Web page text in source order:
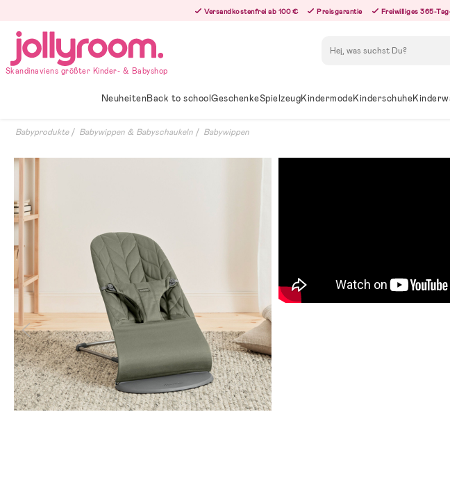
innehållet
Versandkostenfrei ab 100 € Preisgarantie Freiwilliges 365-
Skandinaviens größter Kinder- & Babyshop
NeuheitenBack to schoolGeschenkeSpielzeugKindermodeKinderschuhe
Babyprodukte Babywippen & Babyschaukeln Babywippen